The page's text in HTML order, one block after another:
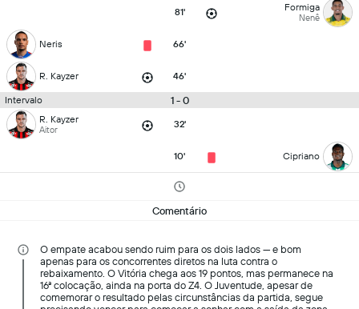
81' Formiga
Nenê
Neris 66'
R. Kayzer 46'
Intervalo 1 - 0
R. Kayzer
Aitor 32'
10' Cipriano
Comentário
O empate acabou sendo ruim para os dois lados — e bom
apenas para os concorrentes diretos na luta contra o
rebaixamento. O Vitória chega aos 19 pontos, mas permanece na
16ª colocação, ainda na porta do Z4. O Juventude, apesar de
comemorar o resultado pelas circunstâncias da partida, segue